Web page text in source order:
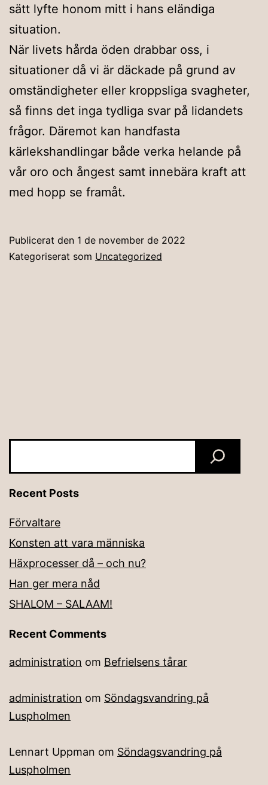
sätt lyfte honom mitt i hans eländiga
situation.
När livets hårda öden drabbar oss, i
situationer då vi är däckade på grund av
omständigheter eller kroppsliga svagheter,
så finns det inga tydliga svar på lidandets
frågor. Däremot kan handfasta
kärlekshandlingar både verka helande på
vår oro och ångest samt innebära kraft att
med hopp se framåt.
Publicerat den 1 de november de 2022
Kategoriserat som Uncategorized
Recent Posts
Förvaltare
Konsten att vara människa
Häxprocesser då – och nu?
Han ger mera nåd
SHALOM – SALAAM!
Recent Comments
administration om Befrielsens tårar
administration om Söndagsvandring på
Luspholmen
Lennart Uppman om Söndagsvandring på
Luspholmen